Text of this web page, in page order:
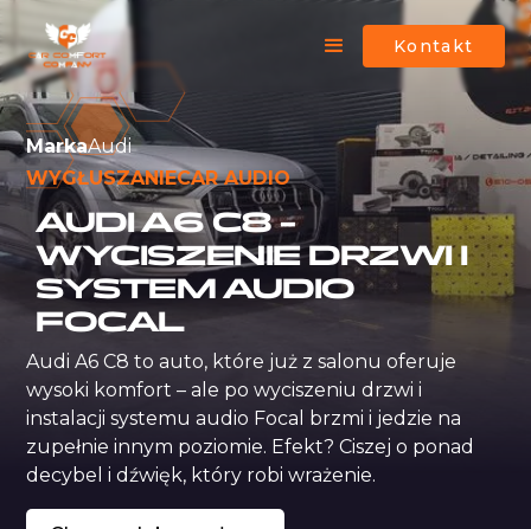
Kontakt
MarkaAudi
WYGŁUSZANIECAR AUDIO
AUDI A6 C8 –
WYCISZENIE DRZWI I
SYSTEM AUDIO
FOCAL
Audi A6 C8 to auto, które już z salonu oferuje
wysoki komfort – ale po wyciszeniu drzwi i
instalacji systemu audio Focal brzmi i jedzie na
zupełnie innym poziomie. Efekt? Ciszej o ponad
decybel i dźwięk, który robi wrażenie.